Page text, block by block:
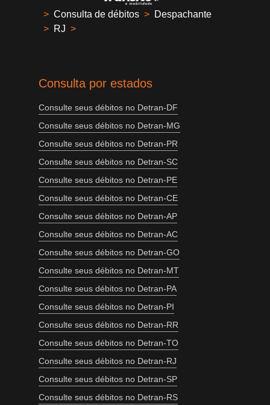
> Consulta de débitos > Despachante
> RJ >
Consulta por estados
Consulte seus débitos no Detran-DF
Consulte seus débitos no Detran-MG
Consulte seus débitos no Detran-PR
Consulte seus débitos no Detran-SC
Consulte seus débitos no Detran-PE
Consulte seus débitos no Detran-CE
Consulte seus débitos no Detran-AP
Consulte seus débitos no Detran-AC
Consulte seus débitos no Detran-GO
Consulte seus débitos no Detran-MT
Consulte seus débitos no Detran-PA
Consulte seus débitos no Detran-PI
Consulte seus débitos no Detran-RR
Consulte seus débitos no Detran-TO
Consulte seus débitos no Detran-RJ
Consulte seus débitos no Detran-SP
Consulte seus débitos no Detran-RS